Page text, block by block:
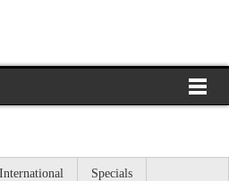
International Specials